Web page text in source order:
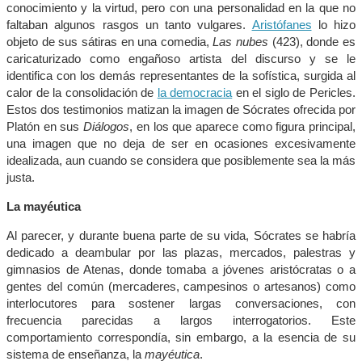
conocimiento y la virtud, pero con una personalidad en la que no
faltaban algunos rasgos un tanto vulgares. Aristófanes lo hizo
objeto de sus sátiras en una comedia,Las nubes (423), donde es
caricaturizado como engañoso artista del discurso y se le
identifica con los demás representantes de la sofística, surgida al
calor de la consolidación de la democraciaen el siglo de Pericles.
Estos dos testimonios matizan la imagen de Sócrates ofrecida por
Platón en susDiálogos, en los que aparece como figura principal,
una imagen que no deja de ser en ocasiones excesivamente
idealizada, aun cuando se considera que posiblemente sea la más
justa.
La mayéutica
Al parecer, y durante buena parte de su vida, Sócrates se habría
dedicado a deambular por las plazas, mercados, palestras y
gimnasios de Atenas, donde tomaba a jóvenes aristócratas o a
gentes del común (mercaderes, campesinos o artesanos) como
interlocutores para sostener largas conversaciones, con
frecuencia parecidas a largos interrogatorios. Este
comportamiento correspondía, sin embargo, a la esencia de su
sistema de enseñanza, lamayéutica.